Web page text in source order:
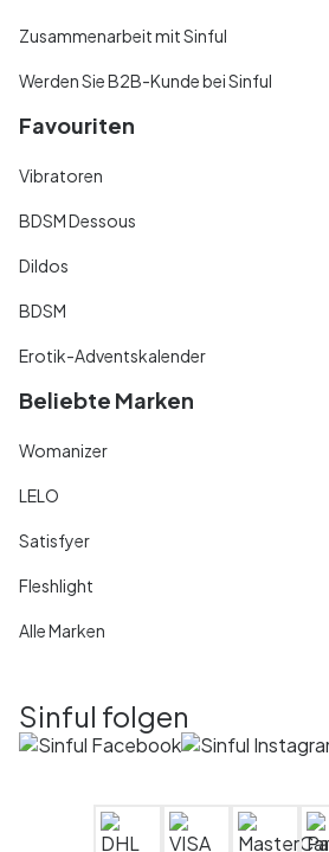
Zusammenarbeit mit Sinful
Werden Sie B2B-Kunde bei Sinful
Favouriten
Vibratoren
BDSM Dessous
Dildos
BDSM
Erotik-Adventskalender
Beliebte Marken
Womanizer
LELO
Satisfyer
Fleshlight
Alle Marken
Sinful folgen